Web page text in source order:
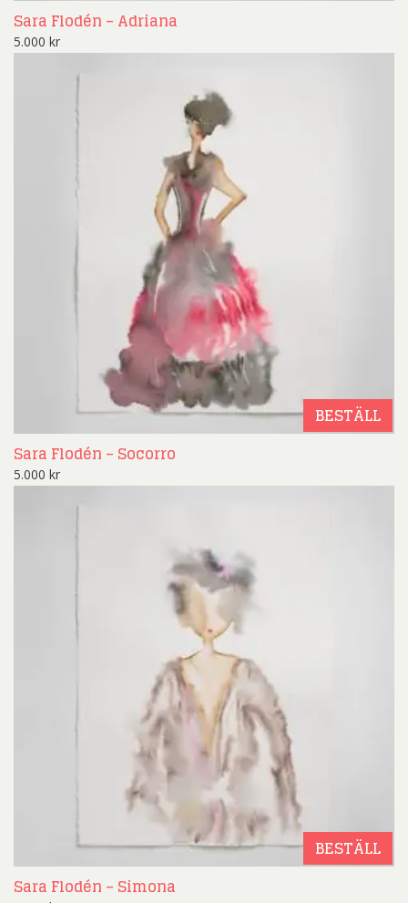
Sara Flodén – Adriana
5.000 kr
BESTÄLL
Sara Flodén – Socorro
5.000 kr
BESTÄLL
Sara Flodén – Simona